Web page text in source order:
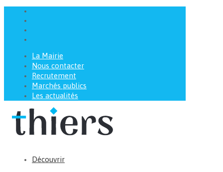
La Mairie
Nous contacter
Recrutement
Marchés publics
Les actualités
Découvrir